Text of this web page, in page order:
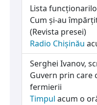
Lista
Cum și-au
(Revista presei)
Radio Chișinău
Serghei Ivanov,
Guvern prin care
fermierii
Timpul acum o